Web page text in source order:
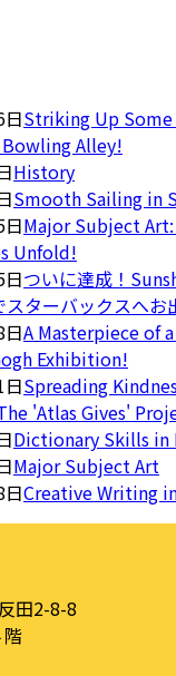
Striking Up
Alley!
History
Smooth Sailing in
Major Subject
Unfold!
ついに達成！
スターバックスへ
A Masterpiece of
Exhibition!
Spreading
'Atlas Gives'
Dictionary Skills in
Major Subject Art
Creative Writing
田2-8-8